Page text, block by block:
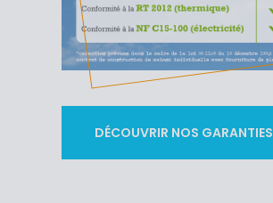
DÉCOUVRIR NOS GARANTIES